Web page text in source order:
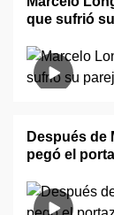
que sufrió
Después de
pegó el